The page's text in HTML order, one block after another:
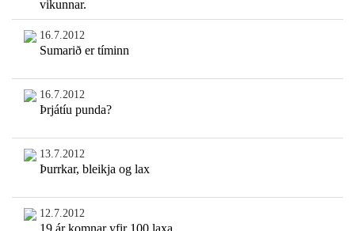
vikunnar.
16.7.2012
Sumarið er tíminn
16.7.2012
Þrjátíu punda?
13.7.2012
Þurrkar, bleikja og lax
12.7.2012